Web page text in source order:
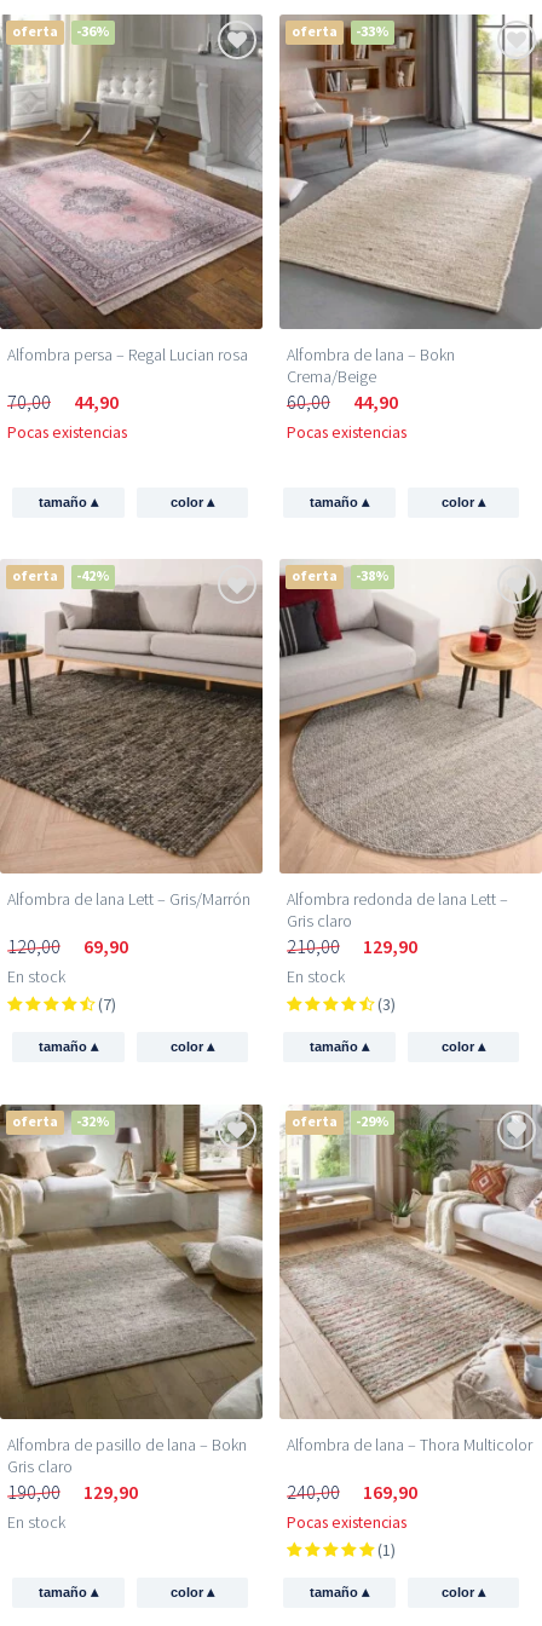
oferta -36%
Alfombra persa – Regal Lucian rosa
70,00 44,90
Pocas existencias
tamaño ▴ color▴
oferta -33%
Alfombra de lana – Bokn
Crema/Beige
60,00 44,90
Pocas existencias
tamaño ▴ color▴
oferta -42%
Alfombra de lana Lett – Gris/Marrón
120,00 69,90
En stock
(7)
tamaño ▴ color▴
oferta -38%
Alfombra redonda de lana Lett –
Gris claro
210,00 129,90
En stock
(3)
tamaño ▴ color▴
oferta -32%
Alfombra de pasillo de lana – Bokn
Gris claro
190,00 129,90
En stock
tamaño ▴ color▴
oferta -29%
Alfombra de lana – Thora Multicolor
240,00 169,90
Pocas existencias
(1)
tamaño ▴ color▴